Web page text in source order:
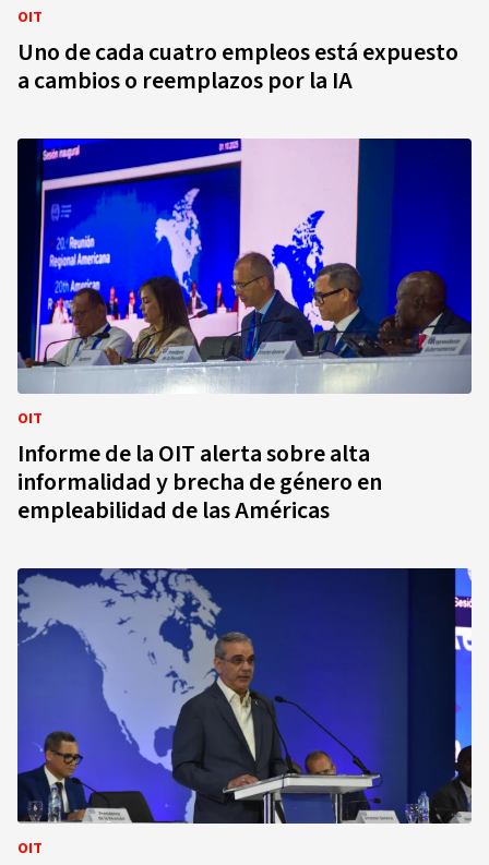
OIT
Uno de cada cuatro empleos está expuesto
a cambios o reemplazos por la IA
OIT
Informe de la OIT alerta sobre alta
informalidad y brecha de género en
empleabilidad de las Américas
OIT